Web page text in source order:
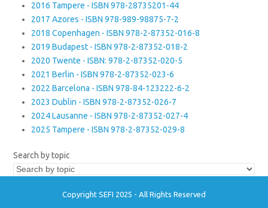
2016 Tampere - ISBN 978-28735201-44
2017 Azores - ISBN 978-989-98875-7-2
2018 Copenhagen - ISBN 978-2-87352-016-8
2019 Budapest - ISBN 978-2-87352-018-2
2020 Twente - ISBN: 978-2-87352-020-5
2021 Berlin - ISBN 978-2-87352-023-6
2022 Barcelona - ISBN 978-84-123222-6-2
2023 Dublin - ISBN 978-2-87352-026-7
2024 Lausanne - ISBN 978-2-87352-027-4
2025 Tampere - ISBN 978-2-87352-029-8
Search by topic
Copyright SEFI 2025 - All Rights Reserved